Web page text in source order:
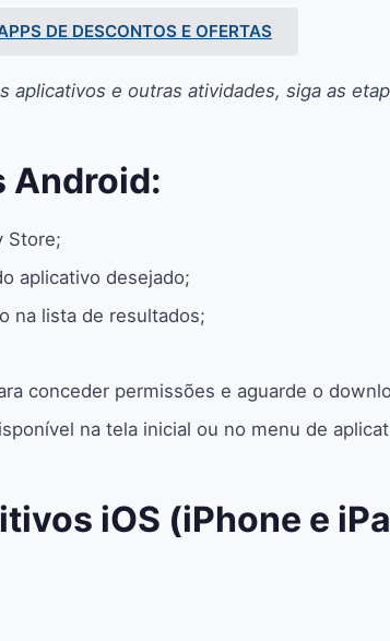
DE DESCONTOS E OFERTAS
aplicativos e outras atividades, siga as
Android:
Store;
aplicativo desejado;
na lista de resultados;
conceder permissões e aguarde o
na tela inicial ou no menu de
iOS (iPhone e